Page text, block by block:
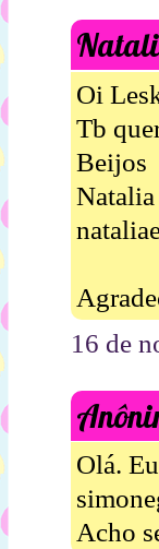
Oi
Tb
Beijos
Natalia
16 de
Olá.
Acho